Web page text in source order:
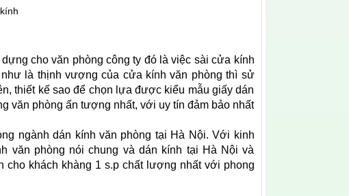
cho văn phòng công ty đó là việc sài cửa kính
là thịnh vượng của cửa kính văn phòng thì sử
thiết kế sao để chọn lựa được kiểu mẫu giấy dán
văn phòng ấn tượng nhất, với uy tín đảm bảo nhất
ngành dán kính văn phòng tại Hà Nội. Với kinh
văn phòng nói chung và dán kính tại Hà Nội và
cho khách khàng 1 s.p chất lượng nhất với phong